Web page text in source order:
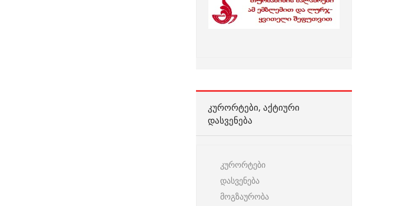
ᲙᲣᲠᲝᲠᲢᲔᲑᲘ, ᲐᲥᲢᲘᲣᲠᲘ
ᲓᲐᲡᲕᲔᲜᲔᲑᲐ
კურორტები
დასვენება
მოგზაურობა